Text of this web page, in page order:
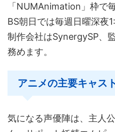
「NUMAnimation」枠で
BS朝日では毎週日曜深夜
制作会社はSynergySP、
務めます。
アニメの主要キャス
気になる声優陣は、主人